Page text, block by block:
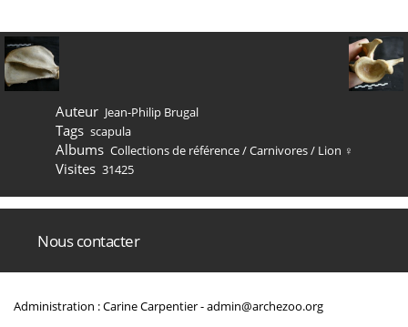
Auteur Jean-Philip Brugal
Tags scapula
Albums Collections de référence/Carnivores/ Lion ♀
Visites 31425
Nous contacter
Administration : Carine Carpentier -admin@archezoo.org